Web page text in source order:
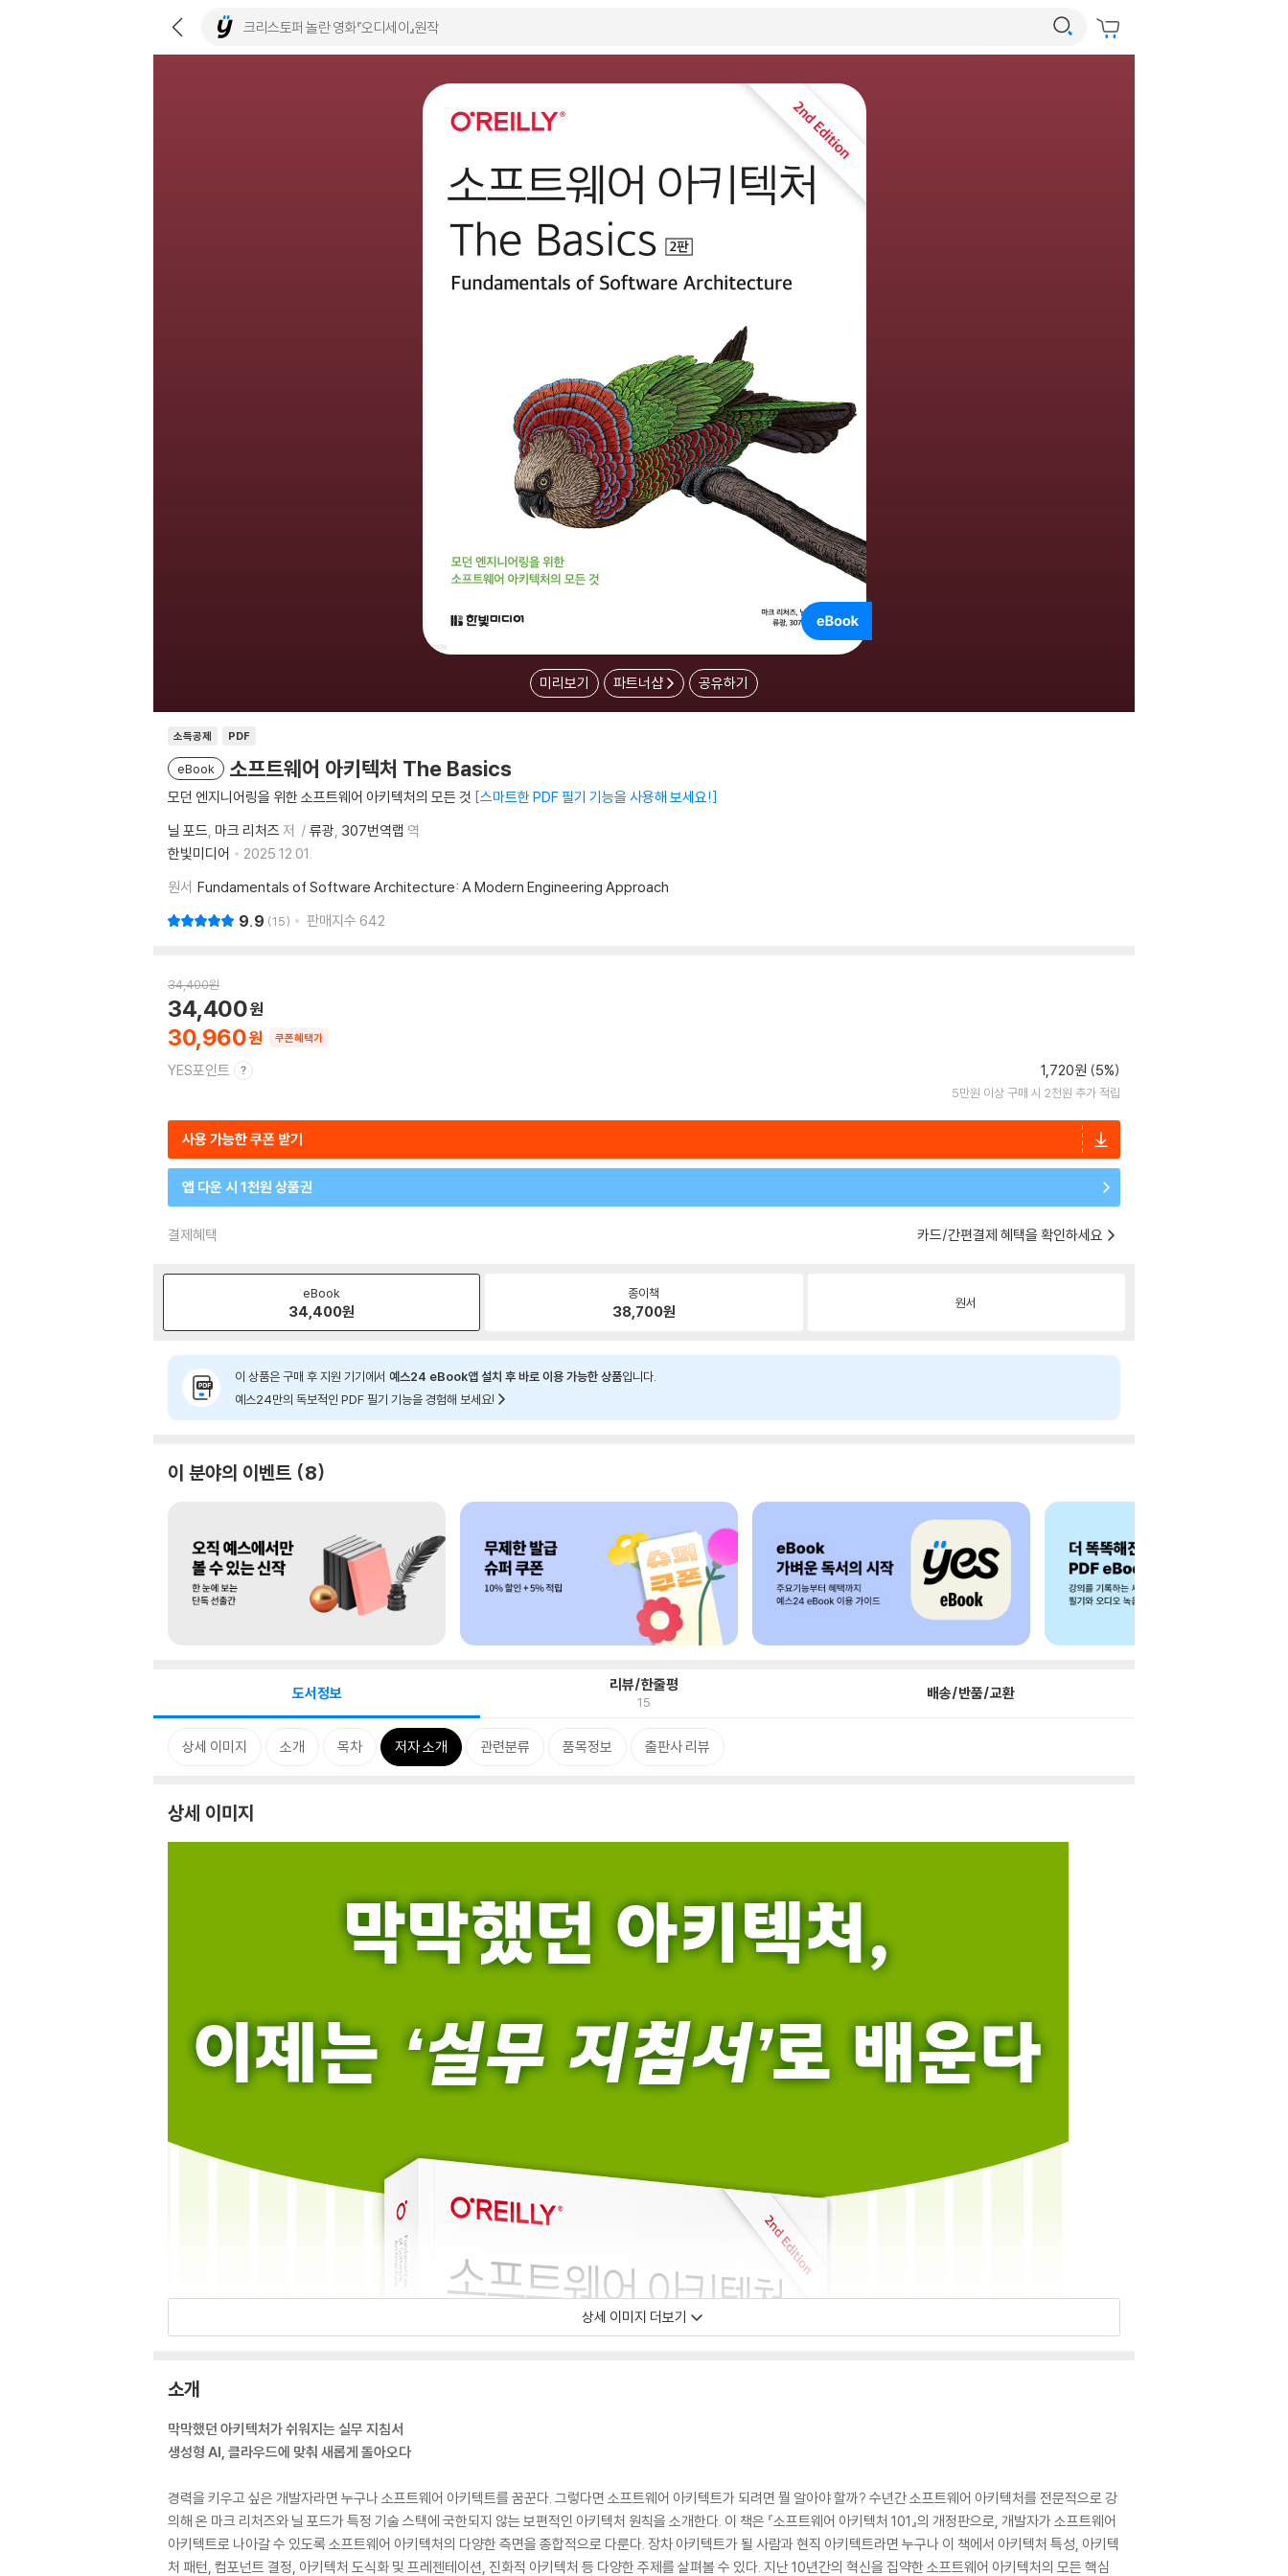
미리보기 파트너샵 공유하기
소득공제 PDF
eBook 소프트웨어 아키텍처 The Basics
모던 엔지니어링을 위한 소프트웨어 아키텍처의 모든 것 스마트한 PDF 필기 기능을 사용해 보세요!
닐 포드 마크 리처즈 저 류광 307번역랩 역
한빛미디어
2025.12.01.
원서 Fundamentals of Software Architecture: A Modern Engineering Approach
9.9 15 판매지수 642
34,400원
30,960
34,400
쿠폰혜택가
YES포인트 1,720원 (5%)
5만원 이상 구매 시 2천원 추가 적립
사용 가능한 쿠폰 받기
앱 다운 시 1천원 상품권
결제혜택 카드/간편결제 혜택을 확인하세요
eBook
34,400원
종이책
38,700원 원서
이 상품은 구매 후 지원 기기에서 예스24 eBook앱 설치 후 바로 이용 가능한 상품입니다.
예스24만의 독보적인 PDF 필기 기능을 경험해 보세요!
이 분야의 이벤트 8
도서정보 리뷰/한줄평
15 배송/반품/교환
상세 이미지 소개 목차 저자 소개 관련분류 품목정보 출판사 리뷰
상세 이미지
상세 이미지 더보기
소개
막막했던 아키텍처가 쉬워지는 실무 지침서
생성형 AI, 클라우드에 맞춰 새롭게 돌아오다
경력을 키우고 싶은 개발자라면 누구나 소프트웨어 아키텍트를 꿈꾼다. 그렇다면 소프트웨어 아키텍트가 되려면 뭘 알아야 할까? 수년간 소프트웨어 아키텍처를 전문적으로 강
의해 온 마크 리처즈와 닐 포드가 특정 기술 스택에 국한되지 않는 보편적인 아키텍처 원칙을 소개한다. 이 책은 『소프트웨어 아키텍처 101』의 개정판으로, 개발자가 소프트웨어
아키텍트로 나아갈 수 있도록 소프트웨어 아키텍처의 다양한 측면을 종합적으로 다룬다. 장차 아키텍트가 될 사람과 현직 아키텍트라면 누구나 이 책에서 아키텍처 특성, 아키텍
처 패턴, 컴포넌트 결정, 아키텍처 도식화 및 프레젠테이션, 진화적 아키텍처 등 다양한 주제를 살펴볼 수 있다. 지난 10년간의 혁신을 집약한 소프트웨어 아키텍처의 모든 핵심